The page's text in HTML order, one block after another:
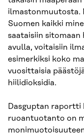
ilmastonmuutosta.
Suomen kaikki
saataisiin
avulla, voitaisiin
esimerkiksi koko
vuosittaisia
hiilidioksidia.
Dasguptan raportti
ruoantuotanto on